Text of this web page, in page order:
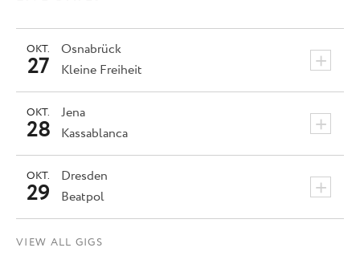
Osnabrück +
OKT.
27 Kleine Freiheit
Jena +
OKT.
28 Kassablanca
Dresden +
OKT.
29 Beatpol
VIEW ALL GIGS